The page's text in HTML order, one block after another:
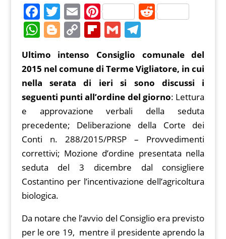
F
a
c
e
b
o
o
k
T
w
itt
er
E
m
ai
l
Pi
nt
er
e
st
R
di
t
W
at
s
A
p
p
Bl
g
g
er
C
p
y
Li
n
k
Fl
b
o
ar
d
G
m
ai
l
T
e
gr
a
m
Ultimo intenso Consiglio comunale del
2015 nel comune di Terme Vigliatore, in cui
nella serata di ieri si sono discussi i
seguenti punti all’ordine del giorno: Lettura
e approvazione verbali della seduta
precedente; Deliberazione della Corte dei
Conti n. 288/2015/PRSP – Provvedimenti
correttivi; Mozione d’ordine presentata nella
seduta del 3 dicembre dal consigliere
Costantino per l’incentivazione dell’agricoltura
biologica.
Da notare che l’avvio del Consiglio era previsto
per le ore 19, mentre il presidente aprendo la